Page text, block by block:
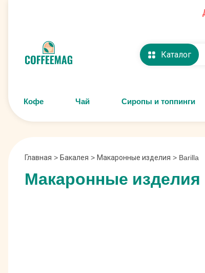
Каталог
Кофе Чай Сиропы и топпинги
Главная > Бакалея > Макаронные изделия > Barilla
Макаронные изделия